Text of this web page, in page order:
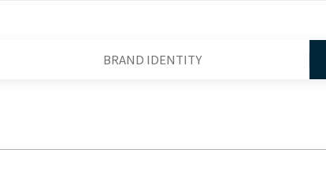
BRAND IDENTITY